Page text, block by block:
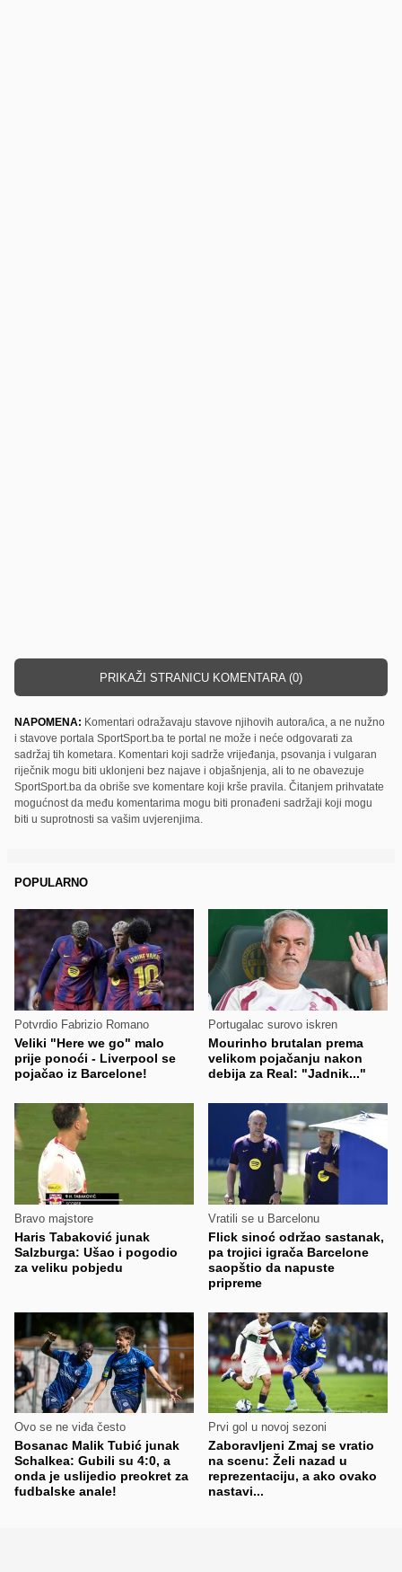
PRIKAŽI STRANICU KOMENTARA (0)
NAPOMENA: Komentari odražavaju stavove njihovih autora/ica, a ne nužno
i stavove portala SportSport.ba te portal ne može i neće odgovarati za
sadržaj tih kometara. Komentari koji sadrže vrijeđanja, psovanja i vulgaran
riječnik mogu biti uklonjeni bez najave i objašnjenja, ali to ne obavezuje
SportSport.ba da obriše sve komentare koji krše pravila. Čitanjem prihvatate
mogućnost da među komentarima mogu biti pronađeni sadržaji koji mogu
biti u suprotnosti sa vašim uvjerenjima.
POPULARNO
Potvrdio Fabrizio Romano
Veliki "Here we go" malo
prije ponoći - Liverpool se
pojačao iz Barcelone!
Portugalac surovo iskren
Mourinho brutalan prema
velikom pojačanju nakon
debija za Real: "Jadnik..."
Bravo majstore
Haris Tabaković junak
Salzburga: Ušao i pogodio
za veliku pobjedu
Vratili se u Barcelonu
Flick sinoć održao sastanak,
pa trojici igrača Barcelone
saopštio da napuste
pripreme
Ovo se ne viđa često
Bosanac Malik Tubić junak
Schalkea: Gubili su 4:0, a
onda je uslijedio preokret za
fudbalske anale!
Prvi gol u novoj sezoni
Zaboravljeni Zmaj se vratio
na scenu: Želi nazad u
reprezentaciju, a ako ovako
nastavi...